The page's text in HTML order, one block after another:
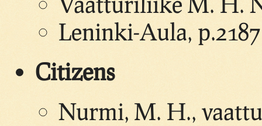
Leninki-Aula,
Citizens
Nurmi, M. H.,